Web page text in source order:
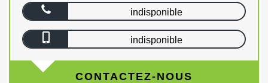
indisponible
indisponible
CONTACTEZ-NOUS